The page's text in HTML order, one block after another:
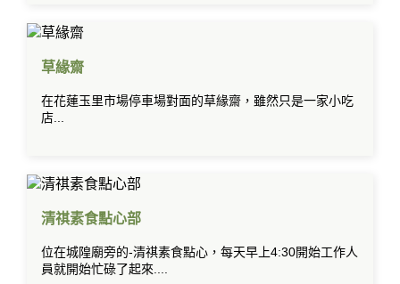
草緣齋
在花蓮玉里市場停車場對面的草緣齋，雖然只是一家小吃
店...
清祺素食點心部
位在城隍廟旁的-清祺素食點心，每天早上4:30開始工作人
員就開始忙碌了起來....